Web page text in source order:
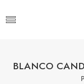
BLANCO